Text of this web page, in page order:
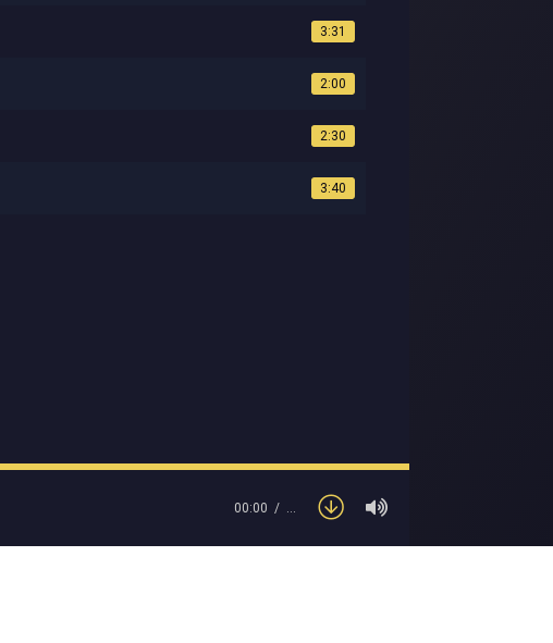
3:31
2:00
2:30
3:40
00:00 …